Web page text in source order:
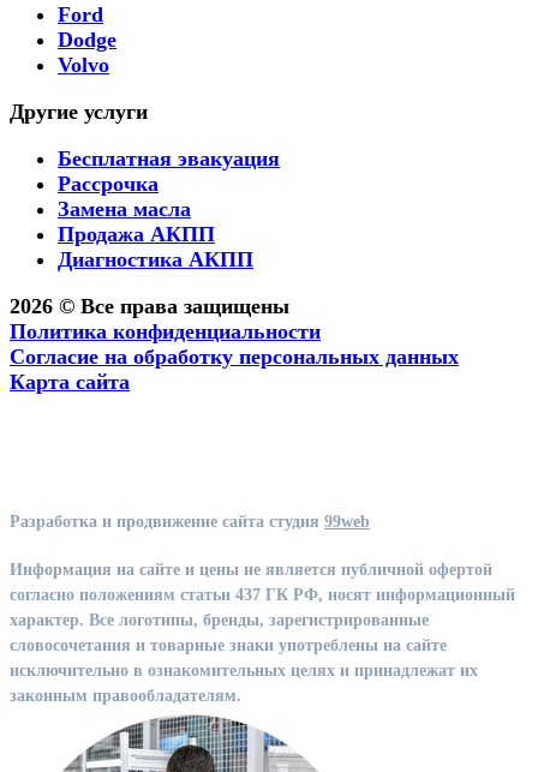
Ford
Dodge
Volvo
Другие услуги
Бесплатная эвакуация
Рассрочка
Замена масла
Продажа АКПП
Диагностика АКПП
2026 © Все права защищены
Политика конфиденциальности
Согласие на обработку персональных данных
Карта сайта
Разработка и продвижение сайта студия 99web
Информация на сайте и цены не является публичной офертой
согласно положениям статьи 437 ГК РФ, носят информационный
характер. Все логотипы, бренды, зарегистрированные
словосочетания и товарные знаки употреблены на сайте
исключительно в ознакомительных целях и принадлежат их
законным правообладателям.